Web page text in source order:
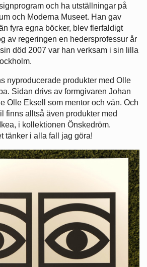
och ha utställningar på
och Moderna Museet. Han gav
fyra egna böcker, blev flerfaldigt
av regeringen en hedersprofessur år
död 2007 var han verksam i sin lilla
nyproducerade produkter med Olle
Sidan drivs av formgivaren Johan
Olle Eksell som mentor och vän. Och
finns alltså även produkter med
i kollektionen Önskedröm.
tänker i alla fall jag göra!